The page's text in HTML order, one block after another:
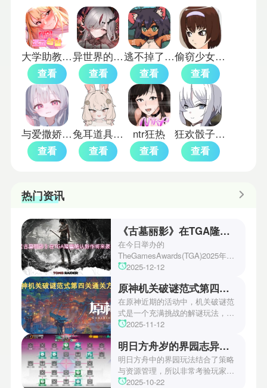
大学助教生活slg
查看
异世界的城主大人
查看
逃不掉了库拉拉酱中文版
查看
偷窃少女的教育方法桃子移植版
查看
与爱撒娇妹妹的甜蜜生活
查看
兔耳道具店与摸金冒险者生活移植版
查看
ntr狂热
查看
狂欢骰子全cg解锁版
查看
热门资讯
《古墓丽影》在TGA隆重确认新作将来袭！
在今日举办的
TheGamesAwards(TGA)2025年度
游戏颁奖典礼中，古墓丽影系列公
场资讯让众多玩家们都非常期待！
本次官方也宣布游戏将于2027年登
陆PS5、Xbox以及PC平台！有兴
趣的玩家们可以继续留守鲶鱼网！
2025-12-12
原神机关破谜范式第四关通关方法
在原神近期的活动中，机关破谜范
式是一个充满挑战的解谜玩法，其
中第四关是许多玩家遇到困难的地
机关破谜范式第四关通关方法，助
玩家们能够顺利通关！有兴趣的玩
家们快来一起看看吧！
2025-11-12
明日方舟岁的界园志异攻略
明日方舟中的界园玩法结合了策略
与资源管理，所以非常考验玩家的
操作和规划能力。游戏里拥有先
2025-10-22